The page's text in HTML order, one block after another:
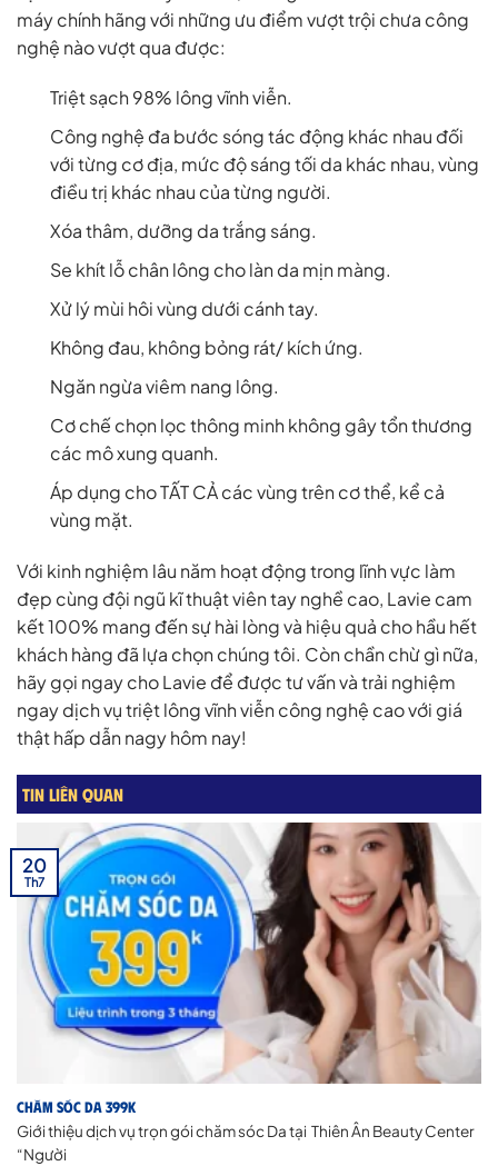
máy chính hãng với những ưu điểm vượt trội chưa công
nghệ nào vượt qua được:
Triệt sạch 98% lông vĩnh viễn.
Công nghệ đa bước sóng tác động khác nhau đối
với từng cơ địa, mức độ sáng tối da khác nhau, vùng
điều trị khác nhau của từng người.
Xóa thâm, dưỡng da trắng sáng.
Se khít lỗ chân lông cho làn da mịn màng.
Xử lý mùi hôi vùng dưới cánh tay.
Không đau, không bỏng rát/ kích ứng.
Ngăn ngừa viêm nang lông.
Cơ chế chọn lọc thông minh không gây tổn thương
các mô xung quanh.
Áp dụng cho TẤT CẢ các vùng trên cơ thể, kể cả
vùng mặt.
Với kinh nghiệm lâu năm hoạt động trong lĩnh vực làm
đẹp cùng đội ngũ kĩ thuật viên tay nghề cao, Lavie cam
kết 100% mang đến sự hài lòng và hiệu quả cho hầu hết
khách hàng đã lựa chọn chúng tôi. Còn chần chừ gì nữa,
hãy gọi ngay cho Lavie để được tư vấn và trải nghiệm
ngay dịch vụ triệt lông vĩnh viễn công nghệ cao với giá
thật hấp dẫn nagy hôm nay!
TIN LIÊN QUAN
Chăm Sóc Da 399K
Giới thiệu dịch vụ trọn gói chăm sóc Da tại Thiên Ân Beauty Center
“Người
20
Th7